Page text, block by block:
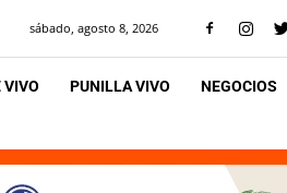
sábado, agosto 8, 2026
VIVO PUNILLA VIVO NEGOCIOS